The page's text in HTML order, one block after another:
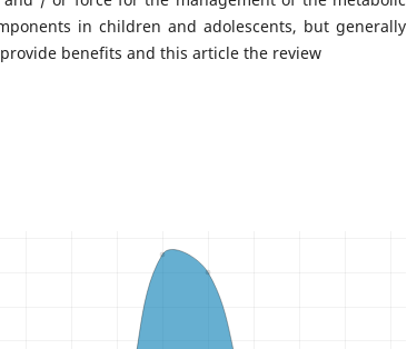
in children and adolescents, but generally
benefits and this article the review